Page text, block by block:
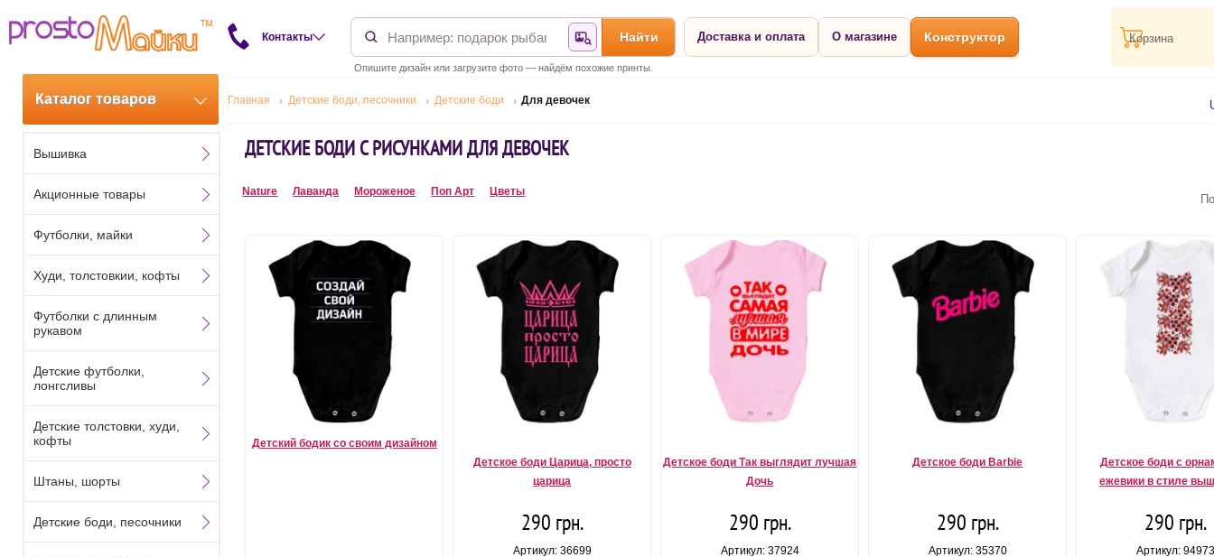
Контакты Найти по фотографии
Найти
Опишите дизайн или загрузите фото — найдём похожие принты.
Доставка и оплата О магазине Конструктор Корзина
Каталог товаров Главная Детские боди, песочники Детские боди Для девочек
ДЕТСКИЕ БОДИ С РИСУНКАМИ ДЛЯ ДЕВОЧЕК
Nature Лаванда Мороженое Поп Арт Цветы
Детский бодик со своим дизайном
Детское боди Царица, просто
царица
290 грн.
Артикул: 36699
Детское боди Так выглядит лучшая
Дочь
290 грн.
Артикул: 37924
Детское боди Barbie
290 грн.
Артикул: 35370
Детское боди с
ежевики в стиле
290 грн.
Артикул: 94973
Вышивка
Акционные товары
Футболки, майки
Худи, толстовкии, кофты
Футболки с длинным
рукавом
Детские футболки,
лонгсливы
Детские толстовки, худи,
кофты
Штаны, шорты
Детские боди, песочники